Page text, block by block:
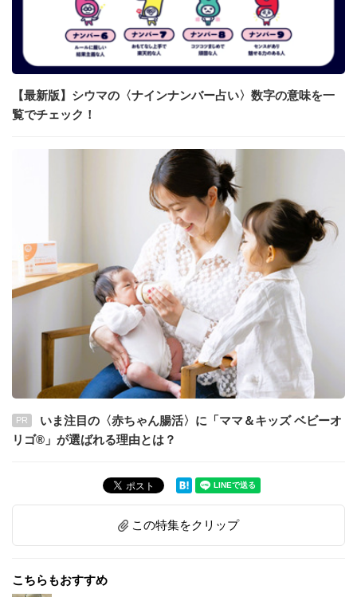
【最新版】シウマの〈ナインナンバー占い〉数字の意味を一
覧でチェック！
PR
いま注目の〈赤ちゃん腸活〉に「ママ＆キッズ ベビーオ
リゴ®」が選ばれる理由とは？
この特集をクリップ
こちらもおすすめ